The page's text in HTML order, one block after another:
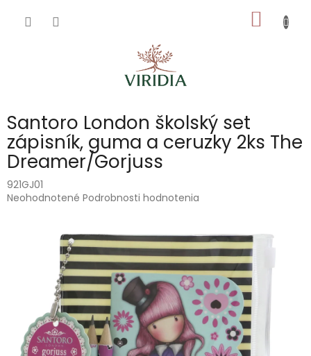
KOŠÍK
Santoro London školský set
zápisník, guma a ceruzky 2ks The
Dreamer/Gorjuss
921GJ01
Priemerné
hviezdičiek.
Neohodnotené Podrobnosti hodnotenia